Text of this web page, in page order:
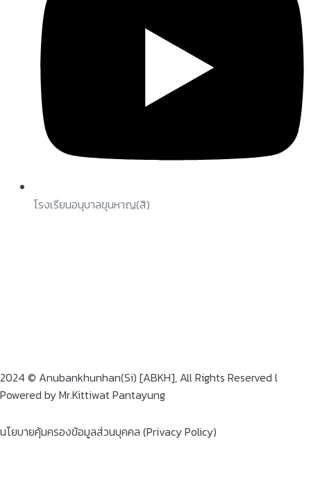
โรงเรียนอนุบาลขุนหาญ(สิ)
2024 © Anubankhunhan(Si) [ABKH], All Rights Reserved l
Powered by Mr.Kittiwat Pantayung
นโยบายคุ้มครองข้อมูลส่วนบุคคล (Privacy Policy)